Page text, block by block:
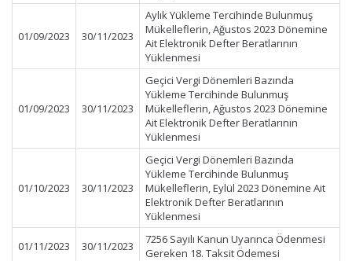
01/09/2023 30/11/2023
Aylık Yükleme Tercihinde Bulunmuş
Mükelleflerin, Ağustos 2023 Dönemine
Ait Elektronik Defter Beratlarının
Yüklenmesi
01/09/2023 30/11/2023
Geçici Vergi Dönemleri Bazında
Yükleme Tercihinde Bulunmuş
Mükelleflerin, Ağustos 2023 Dönemine
Ait Elektronik Defter Beratlarının
Yüklenmesi
01/10/2023 30/11/2023
Geçici Vergi Dönemleri Bazında
Yükleme Tercihinde Bulunmuş
Mükelleflerin, Eylül 2023 Dönemine Ait
Elektronik Defter Beratlarının
Yüklenmesi
01/11/2023 30/11/2023
7256 Sayılı Kanun Uyarınca Ödenmesi
Gereken 18. Taksit Ödemesi